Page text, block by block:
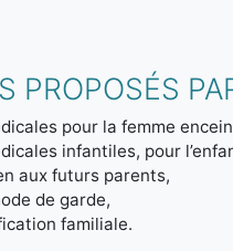
PROPOSÉS
pour la femme
infantiles, pour
aux futurs parents,
de garde,
familiale.